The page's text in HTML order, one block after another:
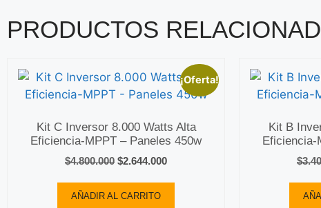
PRODUCTOS
¡Oferta!
Kit C Inversor 8.000 Watts Alta
Eficiencia-MPPT – Paneles 450w
$4.800.000 $2.644.000
AÑADIR AL CARRITO
Kit B
Eficiencia-
$